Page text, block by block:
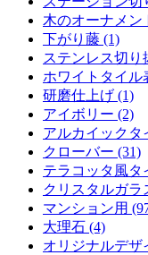
木のオーナメン
下がり藤 (1)
ステンレス切り
ホワイトタイル
研磨仕上げ (1)
アイボリー (2)
アルカイックタ
クローバー (31)
テラコッタ風タ
クリスタルガラ
マンション用
大理石 (4)
オリジナルデザ